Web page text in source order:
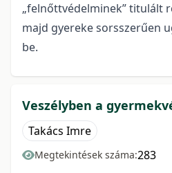
„felnőttvédelminek” titulált
majd gyereke sorsszerűen
be.
Veszélyben a
Takács Imre
Megtekintések száma:283